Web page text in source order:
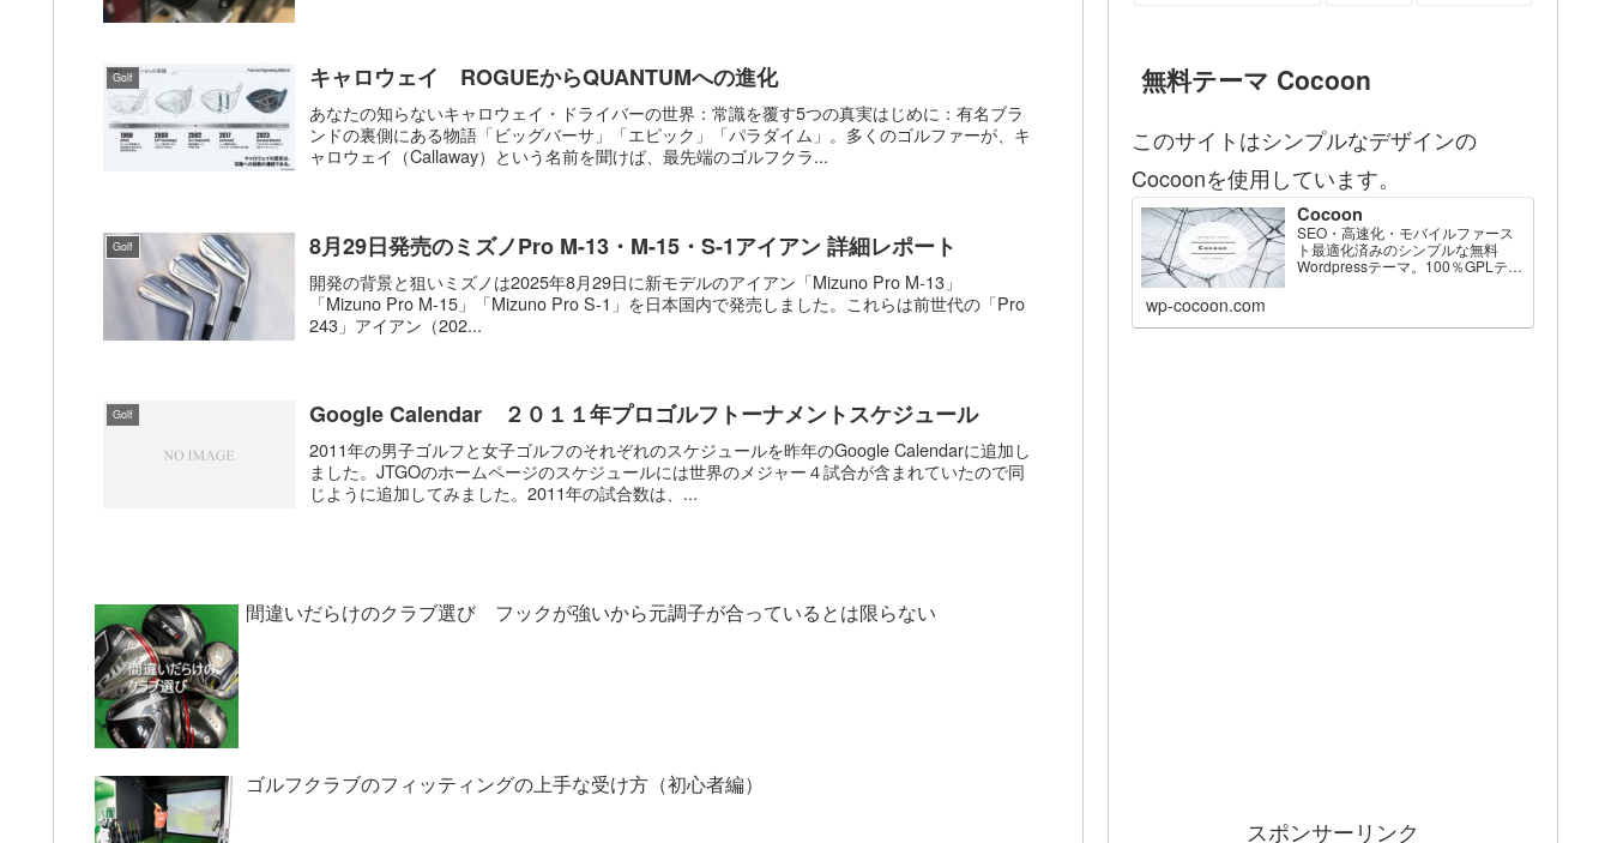
Golf キャロウェイ ROGUEからQUANTUMへの進化
あなたの知らないキャロウェイ・ドライバーの世界：常識を覆す5つの真実はじめに：有名ブラ
ンドの裏側にある物語「ビッグバーサ」「エピック」「パラダイム」。多くのゴルファーが、キ
ャロウェイ（Callaway）という名前を聞けば、最先端のゴルフクラ...
Golf 8月29日発売のミズノPro M-13・M-15・S-1アイアン 詳細レポート
開発の背景と狙いミズノは2025年8月29日に新モデルのアイアン「Mizuno Pro M-13」
「Mizuno Pro M-15」「Mizuno Pro S-1」を日本国内で発売しました。これらは前世代の「Pro
243」アイアン（202...
Golf Google Calendar ２０１１年プロゴルフトーナメントスケジュール
2011年の男子ゴルフと女子ゴルフのそれぞれのスケジュールを昨年のGoogle Calendarに追加し
ました。JTGOのホームページのスケジュールには世界のメジャー４試合が含まれていたので同
じように追加してみました。2011年の試合数は、...
間違いだらけのクラブ選び フックが強いから元調子が合っているとは限らない
ゴルフクラブのフィッティングの上手な受け方（初心者編）
無料テーマ Cocoon
このサイトはシンプルなデザインの
Cocoonを使用しています。
Cocoon
SEO・高速化・モバイルファース
ト最適化済みのシンプルな無料
Wordpressテーマ。100％GPLテー
wp-cocoon.com
スポンサーリンク